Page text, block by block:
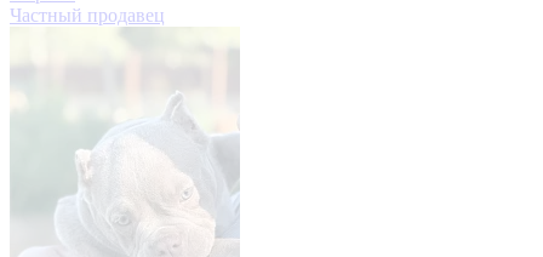
Частный продавец